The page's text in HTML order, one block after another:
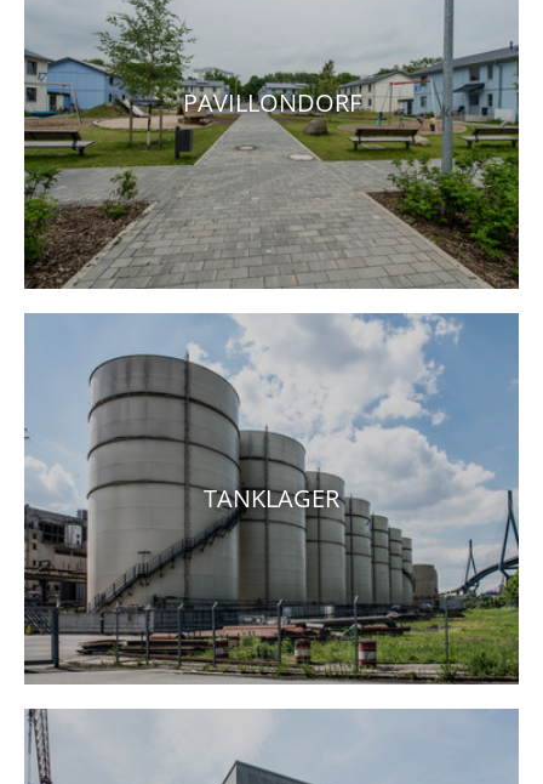
PAVILLONDORF
TANKLAGER